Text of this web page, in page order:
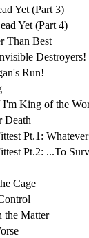
Yet (Part 3)
Yet (Part 4)
Than Best
Destroyers!
Run!
I'm King of the
Death
Pt.1:
Pt.2: ...To
Cage
the Matter